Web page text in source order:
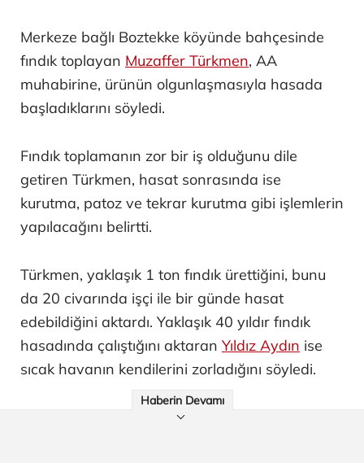
Merkeze bağlı Boztekke köyünde bahçesinde
fındık toplayan Muzaffer Türkmen, AA
muhabirine, ürünün olgunlaşmasıyla hasada
başladıklarını söyledi.
Fındık toplamanın zor bir iş olduğunu dile
getiren Türkmen, hasat sonrasında ise
kurutma, patoz ve tekrar kurutma gibi işlemlerin
yapılacağını belirtti.
Türkmen, yaklaşık 1 ton fındık ürettiğini, bunu
da 20 civarında işçi ile bir günde hasat
edebildiğini aktardı. Yaklaşık 40 yıldır fındık
hasadında çalıştığını aktaran Yıldız Aydın ise
sıcak havanın kendilerini zorladığını söyledi.
Haberin Devamı